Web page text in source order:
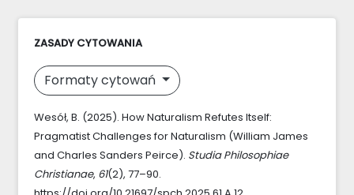
ZASADY CYTOWANIA
Formaty cytowań
Wesół, B. (2025). How Naturalism Refutes Itself:
Pragmatist Challenges for Naturalism (William James
and Charles Sanders Peirce). Studia Philosophiae
Christianae, 61(2), 77–90.